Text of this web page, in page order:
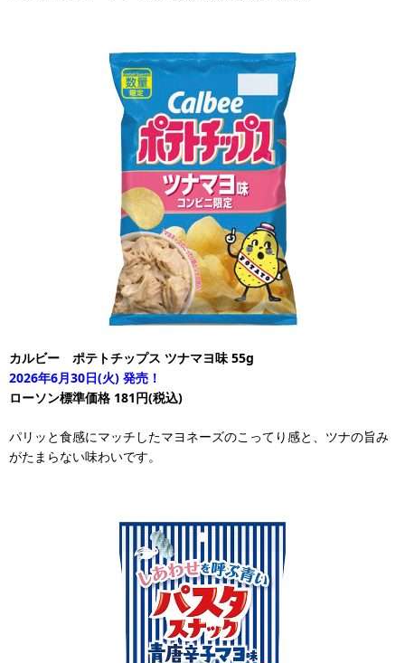
カルビー ポテトチップス ツナマヨ味 55g
2026年6月30日(火) 発売！
ローソン標準価格 181円(税込)
パリッと食感にマッチしたマヨネーズのこってり感と、ツナの旨み
がたまらない味わいです。